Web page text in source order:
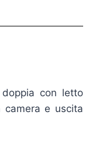
doppia con letto
camera e uscita